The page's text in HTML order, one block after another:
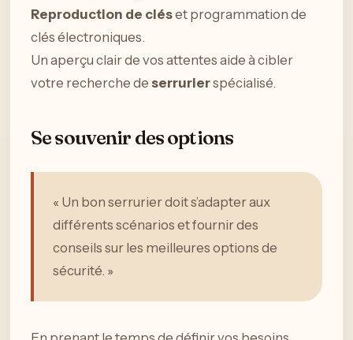
Reproduction de cléset programmation de
clés électroniques.
Un aperçu clair de vos attentes aide à cibler
votre recherche de serrurierspécialisé.
Se souvenir des options
« Un bon serrurier doit s’adapter aux
différents scénarios et fournir des
conseils sur les meilleures options de
sécurité. »